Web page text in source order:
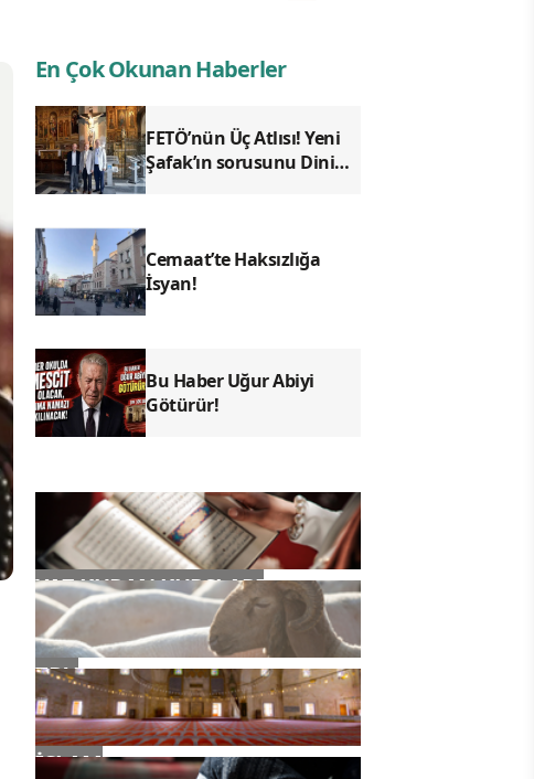
En Çok Okunan Haberler
FETÖ’nün Üç Atlısı! Yeni
Şafak’ın sorusunu Dini
Cemaat’te Haksızlığa
İsyan!
Bu Haber Uğur Abiyi
Götürür!
YAZ KURAN KURSLARI
TDV
İSLAM